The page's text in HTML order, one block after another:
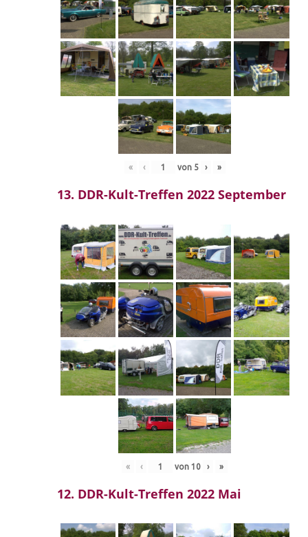
« ‹ von 5 › »
13. DDR-Kult-Treffen 2022 September
« ‹ von 10 › »
12. DDR-Kult-Treffen 2022 Mai